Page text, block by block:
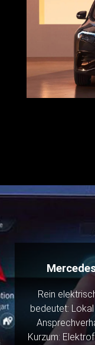
Rein
bedeutet:
Kurzum: